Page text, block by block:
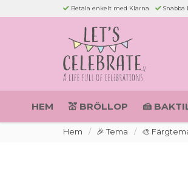
Betala enkelt med Klarna Snabba
HEM 💒 BRÖLLOP 🍰
Hem 🎉 Tema 🎨